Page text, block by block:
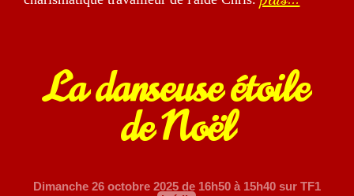
La danseuse étoile
de Noël
Dimanche 26 octobre 2025de 16h50 à 15h40 sur TF1